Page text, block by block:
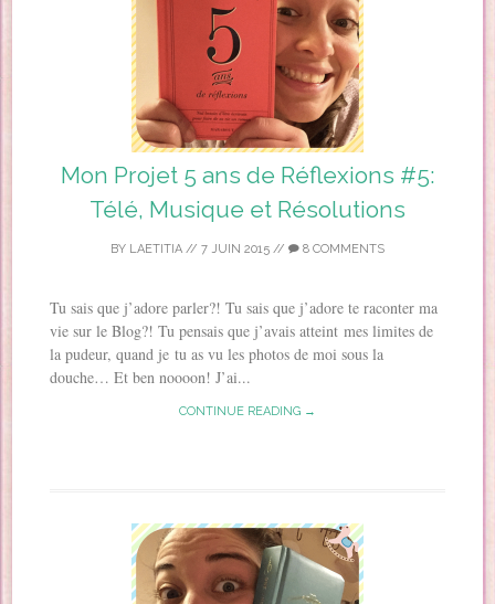
Mon Projet 5 ans de Réflexions #5:
Télé, Musique et Résolutions
BY LAETITIA // 7 JUIN 2015 // 8 COMMENTS
Tu sais que j’adore parler?! Tu sais que j’adore te raconter ma
vie sur le Blog?! Tu pensais que j’avais atteint mes limites de
la pudeur, quand je tu as vu les photos de moi sous la
douche… Et ben noooon! J’ai...
CONTINUE READING →